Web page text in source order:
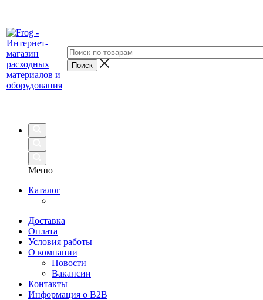
Меню
Каталог
Доставка
Оплата
Условия работы
О компании
Новости
Вакансии
Контакты
Информация о B2B